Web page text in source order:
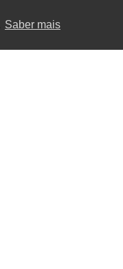
Saber mais